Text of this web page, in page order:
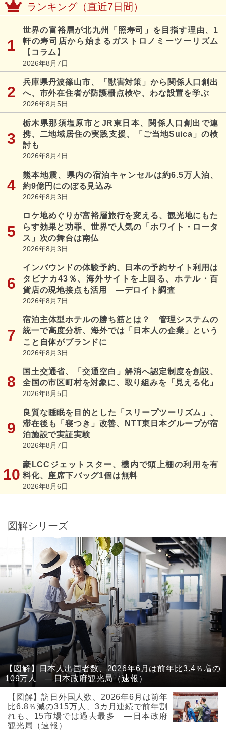
ランキング（直近7日間）
世界の富裕層が北九州「照寿司」を目指す理由、1
軒の寿司店から始まるガストロノミーツーリズム
【コラム】
2026年8月7日
兵庫県丹波篠山市、「獣害対策」から関係人口創出
へ、市外在住者が防護柵点検や、わな設置を学ぶ
2026年8月5日
栃木県那須塩原市とJR東日本、関係人口創出で連
携、二地域居住の実践支援、「ご当地Suica」の検
討も
2026年8月4日
熊本地震、県内の宿泊キャンセルは約6.5万人泊、
約9億円にのぼる見込み
2026年8月3日
ロケ地めぐりが富裕層旅行を変える、観光地にもた
らす効果と功罪、世界で人気の「ホワイト・ロータ
ス」次の舞台は南仏
2026年8月3日
インバウンドの体験予約、日本の予約サイト利用は
タビナカ43％、海外サイトを上回る、ホテル・百
貨店の現地接点も活用 ―デロイト調査
2026年8月7日
宿泊主体型ホテルの勝ち筋とは？ 管理システムの
統一で高度分析、海外では「日本人の企業」という
こと自体がブランドに
2026年8月3日
国土交通省、「交通空白」解消へ認定制度を創設、
全国の市区町村を対象に、取り組みを「見える化」
2026年8月5日
良質な睡眠を目的とした「スリープツーリズム」、
滞在後も「寝つき」改善、NTT東日本グループが宿
泊施設で実証実験
2026年8月7日
豪LCCジェットスター、機内で頭上棚の利用を有
料化、座席下バッグ1個は無料
2026年8月6日
図解シリーズ
【図解】日本人出国者数、2026年6月は前年比3.4％増の
109万人 ―日本政府観光局（速報）
【図解】訪日外国人数、2026年6月は前年
比6.8％減の315万人、3カ月連続で前年割
れも、15市場では過去最多 ―日本政府
観光局（速報）